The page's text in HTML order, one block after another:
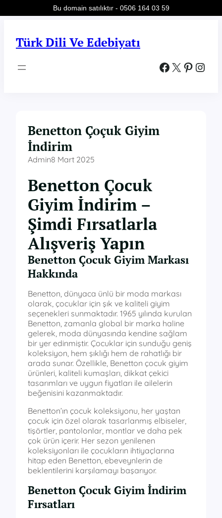
Türk Dili Ve Edebiyatı
Facebook X Pinterest Instagram
Benetton Çoçuk Giyim
İndirim
Admin8 Mart 2025
Benetton Çocuk
Giyim İndirim –
Şimdi Fırsatlarla
Alışveriş Yapın
Benetton Çocuk Giyim Markası
Hakkında
Benetton, dünyaca ünlü bir moda markası
olarak, çocuklar için şık ve kaliteli giyim
seçenekleri sunmaktadır. 1965 yılında kurulan
Benetton, zamanla global bir marka haline
gelerek, moda dünyasında kendine sağlam
bir yer edinmiştir. Çocuklar için sunduğu geniş
koleksiyon, hem şıklığı hem de rahatlığı bir
arada sunar. Özellikle, Benetton çocuk giyim
ürünleri, kaliteli kumaşları, dikkat çekici
tasarımları ve uygun fiyatları ile ailelerin
beğenisini kazanmaktadır.
Benetton’ın çocuk koleksiyonu, her yaştan
çocuk için özel olarak tasarlanmış elbiseler,
tişörtler, pantolonlar, montlar ve daha pek
çok ürün içerir. Her sezon yenilenen
koleksiyonları ile çocukların ihtiyaçlarına
hitap eden Benetton, ebeveynlerin de
beklentilerini karşılamayı başarıyor.
Benetton Çocuk Giyim İndirim
Fırsatları
Bu domain satılıktır - 0506 164 03 59